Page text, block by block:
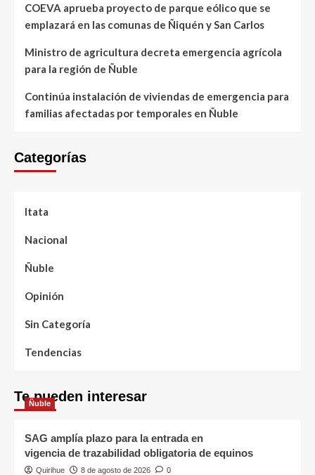
COEVA aprueba proyecto de parque eólico que se
emplazará en las comunas de Ñiquén y San Carlos
Ministro de agricultura decreta emergencia agrícola
para la región de Ñuble
Continúa instalación de viviendas de emergencia para
familias afectadas por temporales en Ñuble
Categorías
Itata
Nacional
Ñuble
Opinión
Sin Categoría
Tendencias
Te pueden interesar
Ñuble
SAG amplía plazo para la entrada en
vigencia de trazabilidad obligatoria de equinos
Quirihue 8 de agosto de 2026 0